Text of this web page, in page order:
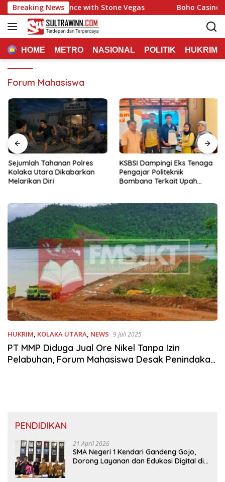
Langsung
ke
konten
Breaking News
Experience with Stone Vegas Boho Casino:
HOME METRO NASIONAL POLITIK HUKRIM
Forum Mahasiswa
Sejumlah Tahanan Polres
Kolaka Utara Dikabarkan
Melarikan Diri
KSBSI Dampingi Eks Tenaga
Pengajar Politeknik
Bombana Terkait Upah
HUKRIM, KOLAKA UTARA, NEWS 9 Juli 2025
PT MMP Diduga Jual Ore Nikel Tanpa Izin
Pelabuhan, Forum Mahasiswa Desak Penindakan
PENDIDIKAN
21 April 2026
SMA Negeri 1 Kendari Gandeng Gojo,
Dorong Layanan dan Edukasi Digital di